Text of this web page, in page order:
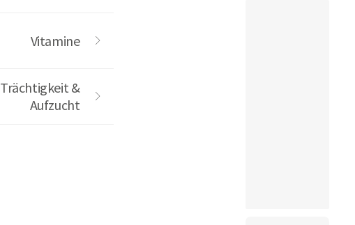
Vitamine
&
Aufzucht